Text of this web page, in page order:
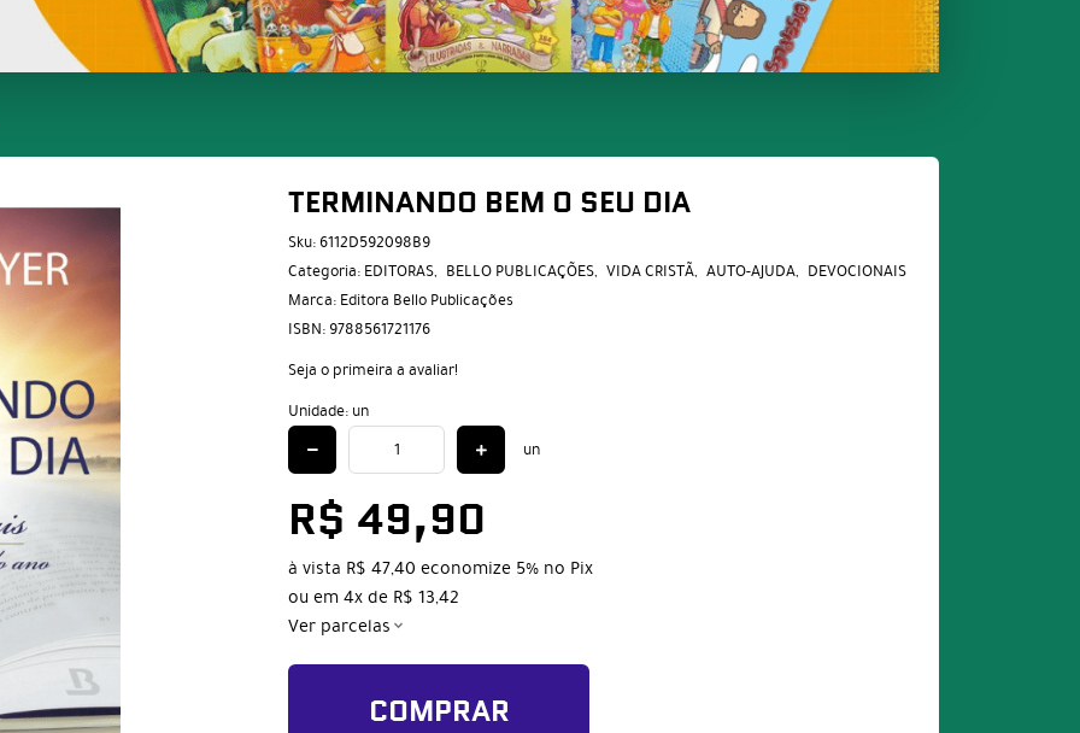
TERMINANDO BEM O SEU DIA
Sku: 6112D592098B9
Categoria: EDITORAS BELLO PUBLICAÇÕES VIDA CRISTÃ AUTO-AJUDA DEVOCIONAIS
Marca: Editora Bello Publicações
ISBN: 9788561721176
Seja o primeira a avaliar!
Unidade: un
un
R$ 49,90
à vista R$ 47,40 economize 5% no Pix
ou em4xde R$ 13,42
Ver parcelas
COMPRAR